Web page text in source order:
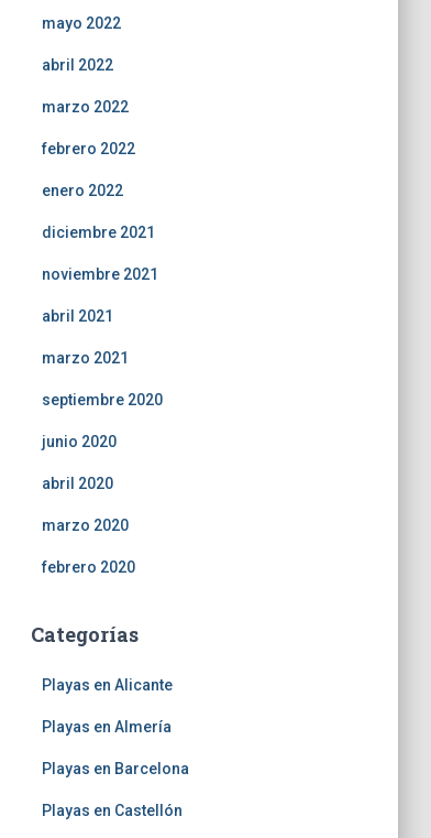
mayo 2022
abril 2022
marzo 2022
febrero 2022
enero 2022
diciembre 2021
noviembre 2021
abril 2021
marzo 2021
septiembre 2020
junio 2020
abril 2020
marzo 2020
febrero 2020
Categorías
Playas en Alicante
Playas en Almería
Playas en Barcelona
Playas en Castellón